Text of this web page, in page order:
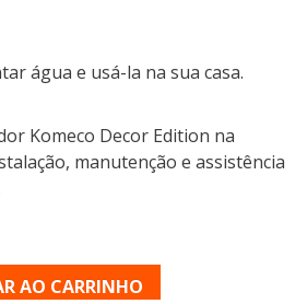
água e usá-la na sua casa.
Komeco Decor Edition na
manutenção e assistência
AO CARRINHO